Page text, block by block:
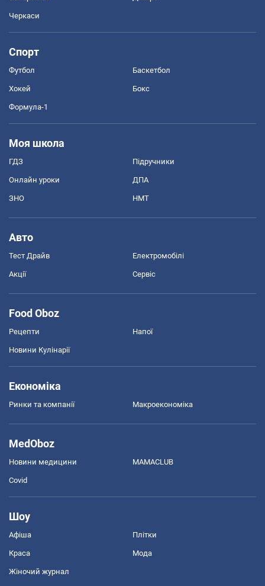
Черкаси
Спорт
Футбол Баскетбол
Хокей Бокс
Формула-1
Моя школа
ГДЗ Підручники
Онлайн уроки ДПА
ЗНО НМТ
Авто
Тест Драйв Електромобілі
Акції Сервіс
Food Oboz
Рецепти Напої
Новини Кулінарії
Економіка
Ринки та компанії Макроекономіка
MedOboz
Новини медицини MAMACLUB
Covid
Шоу
Афіша Плітки
Краса Мода
Жіночий журнал